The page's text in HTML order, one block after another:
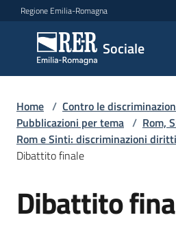
Vai al contenuto
Vai alla navigazione
Vai al footer
Regione Emilia-Romagna
Sociale
Sociale
Argomenti
Novità
Servizi
Home / Contro le
Pubblicazioni per tema / Rom,
Rom e Sinti: discriminazioni
Dibattito finale
Dibattito